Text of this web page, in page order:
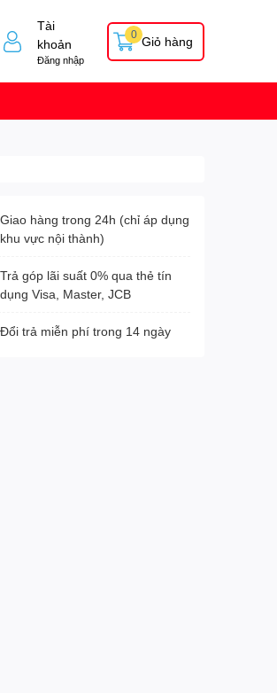
Tài
khoản
Đăng nhập
Giỏ hàng
0
Giao hàng trong 24h (chỉ áp dụng
khu vực nội thành)
Trả góp lãi suất 0% qua thẻ tín
dụng Visa, Master, JCB
Đổi trả miễn phí trong 14 ngày